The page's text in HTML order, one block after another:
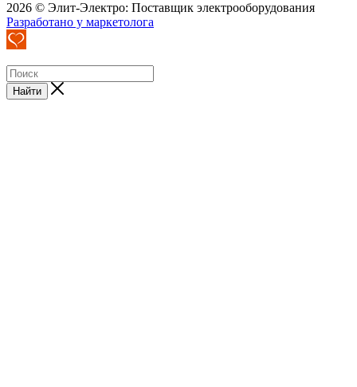
2026 © Элит-Электро: Поставщик электрооборудования
Разработано у маркетолога
Найти